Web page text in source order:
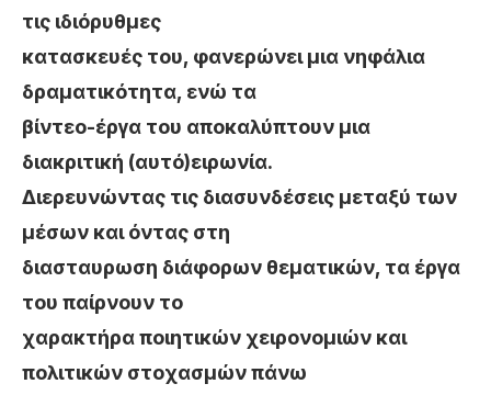
τις ιδιόρυθμες
κατασκευές του, φανερώνει μια νηφάλια
δραματικότητα, ενώ τα
βίντεο-έργα του αποκαλύπτουν μια
διακριτική (αυτό)ειρωνία.
Διερευνώντας τις διασυνδέσεις μεταξύ των
μέσων και όντας στη
διασταυρωση διάφορων θεματικών, τα έργα
του παίρνουν το
χαρακτήρα ποιητικών χειρονομιών και
πολιτικών στοχασμών πάνω